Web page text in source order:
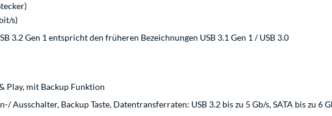
s)
3.2 Gen 1 entspricht den früheren Bezeichnungen USB 3.1 Gen 1 / USB 3.0
Play, mit Backup Funktion
Ausschalter, Backup Taste, Datentransferraten: USB 3.2 bis zu 5 Gb/s, SATA bis zu 6